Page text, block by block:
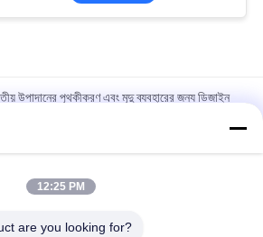
উপাদানের পৃথকীকরণ এবং মৃদু ব্যবহারের জন্য ডিজাইন
সহজ রক্ষণাবেক্ষণ এবং নরম স্ক্রিনিংয়ের জন্য
12:25 PM
are you looking for?